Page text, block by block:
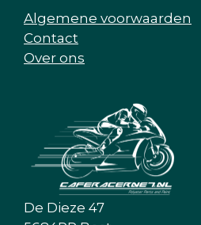
Algemene voorwaarden
Contact
Over ons
De Dieze 47